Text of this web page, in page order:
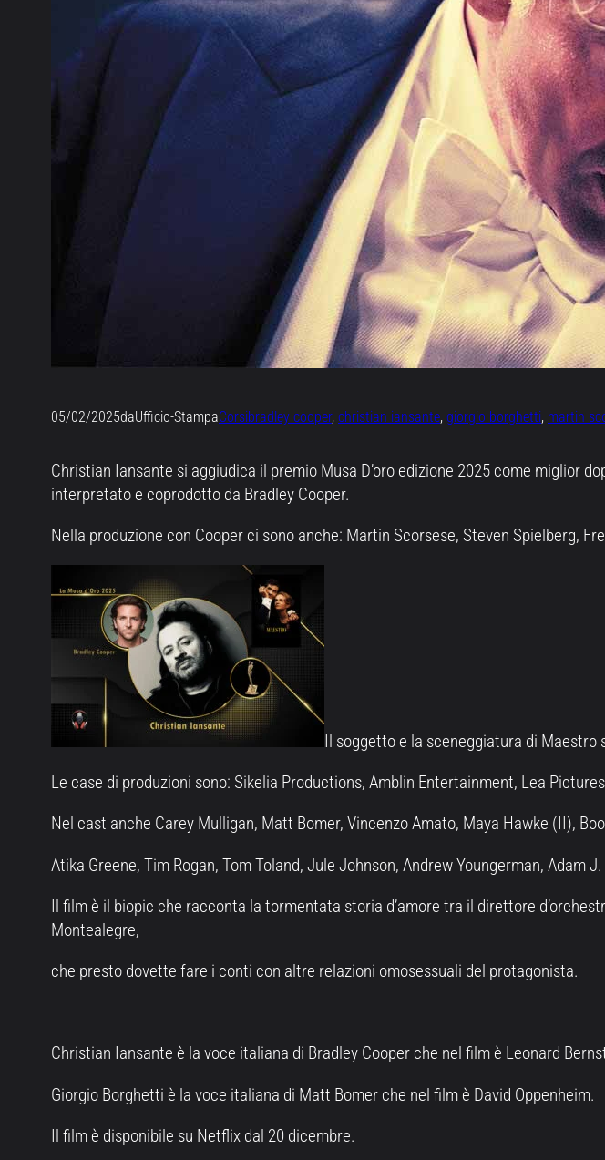
05/02/2025daUfficio-StampaCorsibradley cooper, christian iansante, giorgio borghetti, martin
Christian Iansante si aggiudica il premio Musa D’oro edizione 2025 come miglior
interpretato e coprodotto da Bradley Cooper.
Nella produzione con Cooper ci sono anche: Martin Scorsese, Steven Spielberg,
Il soggetto e la sceneggiatura di Maestro
Le case di produzioni sono: Sikelia Productions, Amblin Entertainment, Lea
Nel cast anche Carey Mulligan, Matt Bomer, Vincenzo Amato, Maya Hawke (II),
Atika Greene, Tim Rogan, Tom Toland, Jule Johnson, Andrew Youngerman, Adam
Il film è il biopic che racconta la tormentata storia d’amore tra il direttore
Montealegre,
che presto dovette fare i conti con altre relazioni omosessuali del protagonista.
Christian Iansante è la voce italiana di Bradley Cooper che nel film è Leonard
Giorgio Borghetti è la voce italiana di Matt Bomer che nel film è David Oppenheim.
Il film è disponibile su Netflix dal 20 dicembre.